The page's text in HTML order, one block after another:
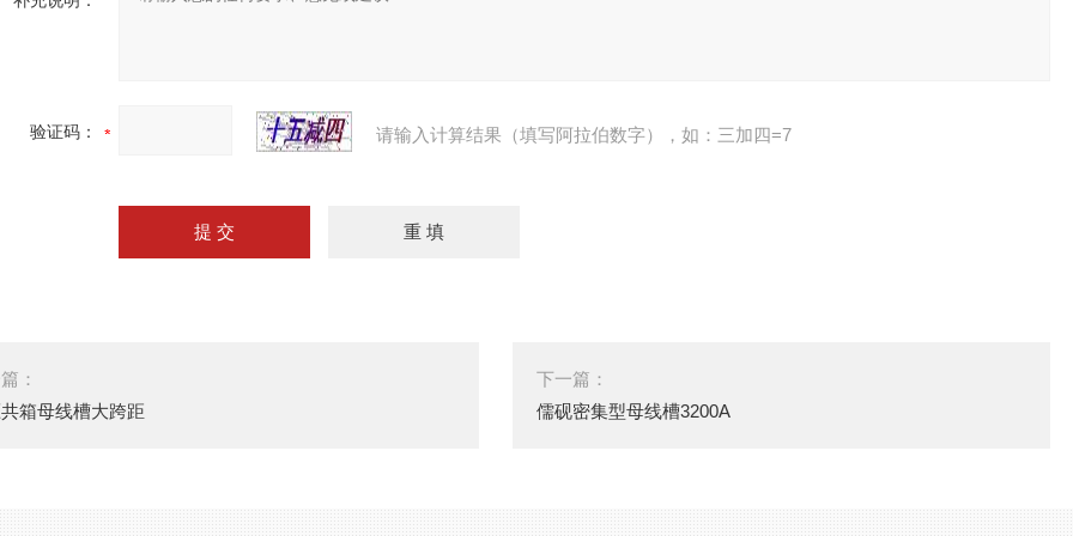
验证码： 请输入计算结果（填写阿拉伯数字），如：三加四=7
：
箱母线槽大跨距
下一篇：
儒砚密集型母线槽3200A